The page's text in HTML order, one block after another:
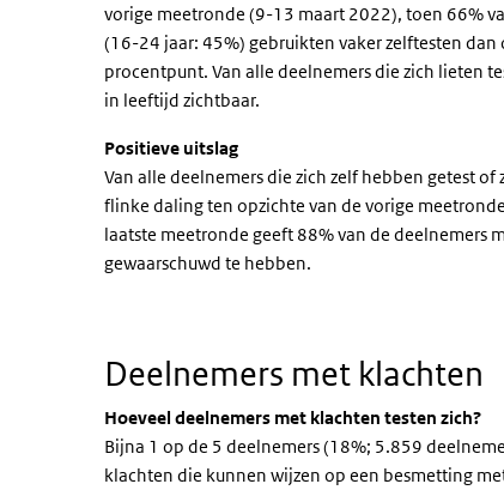
vorige meetronde (9-13 maart 2022), toen 66%
(16-24 jaar: 45%) gebruikten vaker zelftesten
procentpunt. Van alle deelnemers die zich lieten
in leeftijd zichtbaar.
Positieve uitslag
Van alle deelnemers die zich zelf hebben getest
flinke daling ten opzichte van de vorige
laatste meetronde geeft 88% van de deelnemers
gewaarschuwd te hebben.
Deelnemers met klachten
Hoeveel deelnemers met klachten testen zich?
Bijna 1 op de 5 deelnemers (18%; 5.859
klachten die kunnen wijzen op een besmetting